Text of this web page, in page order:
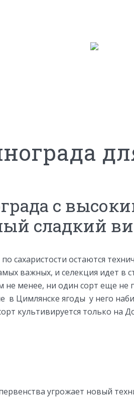
с
cладкий
сахаристости остаются
важных, и селекция идет в
не менее, ни один сорт еще
в Цимлянске ягоды у него
культивируется только на
угрожает новый